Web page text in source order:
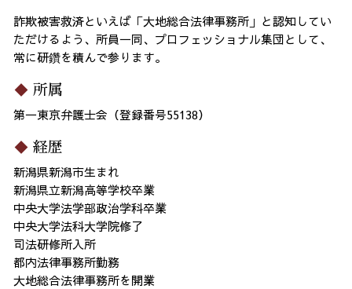
詐欺被害救済といえば「大地総合法律事務所」と認知してい
ただけるよう、所員一同、プロフェッショナル集団として、
常に研鑽を積んで参ります。
所属
第一東京弁護士会（登録番号55138）
経歴
新潟県新潟市生まれ
新潟県立新潟高等学校卒業
中央大学法学部政治学科卒業
中央大学法科大学院修了
司法研修所入所
都内法律事務所勤務
大地総合法律事務所を開業